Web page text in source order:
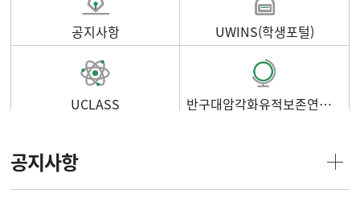
공지사항 UWINS(학생포털)
UCLASS 반구대암각화유적보존연구소
공지사항